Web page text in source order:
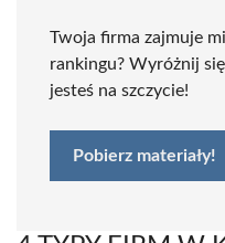
Twoja firma zajmuje
rankingu? Wyróżnij
jesteś na szczycie!
Pobierz materiały!